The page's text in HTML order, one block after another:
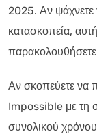
2025. Αν ψάχνετε
κατασκοπεία, αυτή
παρακολουθήσετε
Αν σκοπεύετε να
Impossible με τη
συνολικού